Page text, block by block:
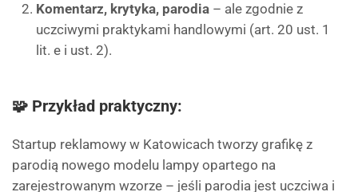
Komentarz, krytyka, parodia – ale zgodnie z
uczciwymi praktykami handlowymi (art. 20 ust. 1
lit. e i ust. 2).
🧩 Przykład praktyczny:
Startup reklamowy w Katowicach tworzy grafikę z
parodią nowego modelu lampy opartego na
zarejestrowanym wzorze – jeśli parodia jest uczciwa i